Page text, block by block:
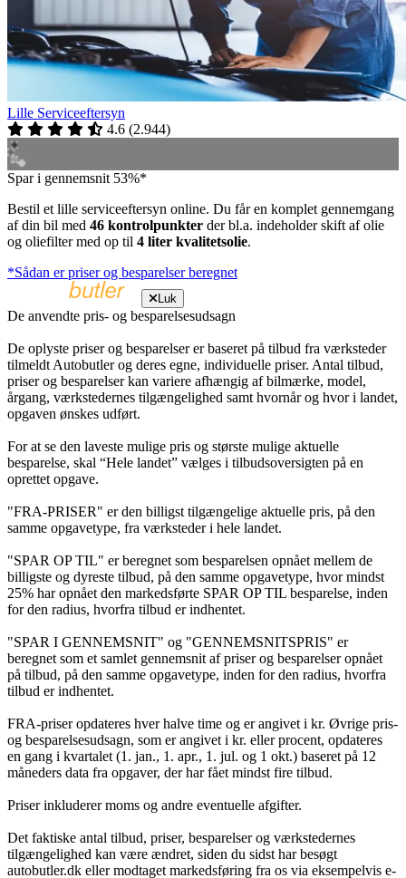
Lille Serviceeftersyn
4.6 (2.944)
Spar i gennemsnit 53%*
Bestil et lille serviceeftersyn online. Du får en komplet gennemgang
af din bil med 46 kontrolpunkter der bl.a. indeholder skift af olie
og oliefilter med op til 4 liter kvalitetsolie.
*Sådan er priser og besparelser beregnet
Luk
De anvendte pris- og besparelsesudsagn
De oplyste priser og besparelser er baseret på tilbud fra værksteder
tilmeldt Autobutler og deres egne, individuelle priser. Antal tilbud,
priser og besparelser kan variere afhængig af bilmærke, model,
årgang, værkstedernes tilgængelighed samt hvornår og hvor i landet,
opgaven ønskes udført.
For at se den laveste mulige pris og største mulige aktuelle
besparelse, skal “Hele landet” vælges i tilbudsoversigten på en
oprettet opgave.
"FRA-PRISER" er den billigst tilgængelige aktuelle pris, på den
samme opgavetype, fra værksteder i hele landet.
"SPAR OP TIL" er beregnet som besparelsen opnået mellem de
billigste og dyreste tilbud, på den samme opgavetype, hvor mindst
25% har opnået den markedsførte SPAR OP TIL besparelse, inden
for den radius, hvorfra tilbud er indhentet.
"SPAR I GENNEMSNIT" og "GENNEMSNITSPRIS" er
beregnet som et samlet gennemsnit af priser og besparelser opnået
på tilbud, på den samme opgavetype, inden for den radius, hvorfra
tilbud er indhentet.
FRA-priser opdateres hver halve time og er angivet i kr. Øvrige pris-
og besparelsesudsagn, som er angivet i kr. eller procent, opdateres
en gang i kvartalet (1. jan., 1. apr., 1. jul. og 1 okt.) baseret på 12
måneders data fra opgaver, der har fået mindst fire tilbud.
Priser inkluderer moms og andre eventuelle afgifter.
Det faktiske antal tilbud, priser, besparelser og værkstedernes
tilgængelighed kan være ændret, siden du sidst har besøgt
autobutler.dk eller modtaget markedsføring fra os via eksempelvis e-